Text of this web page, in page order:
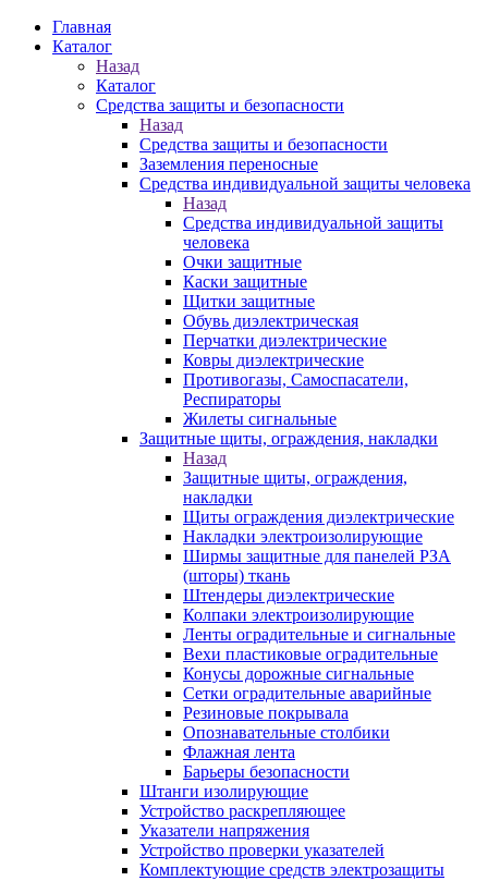
Главная
Каталог
Назад
Каталог
Средства защиты и безопасности
Назад
Средства защиты и безопасности
Заземления переносные
Средства индивидуальной защиты человека
Назад
Средства индивидуальной защиты
человека
Очки защитные
Каски защитные
Щитки защитные
Обувь диэлектрическая
Перчатки диэлектрические
Ковры диэлектрические
Противогазы, Самоспасатели,
Респираторы
Жилеты сигнальные
Защитные щиты, ограждения, накладки
Назад
Защитные щиты, ограждения,
накладки
Щиты ограждения диэлектрические
Накладки электроизолирующие
Ширмы защитные для панелей РЗА
(шторы) ткань
Штендеры диэлектрические
Колпаки электроизолирующие
Ленты оградительные и сигнальные
Вехи пластиковые оградительные
Конусы дорожные сигнальные
Сетки оградительные аварийные
Резиновые покрывала
Опознавательные столбики
Флажная лента
Барьеры безопасности
Штанги изолирующие
Устройство раскрепляющее
Указатели напряжения
Устройство проверки указателей
Комплектующие средств электрозащиты